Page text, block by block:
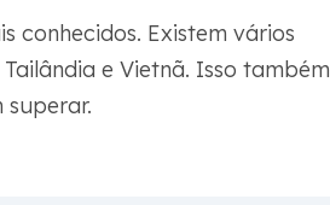
conhecidos. Existem vários
e Vietnã. Isso também
superar.